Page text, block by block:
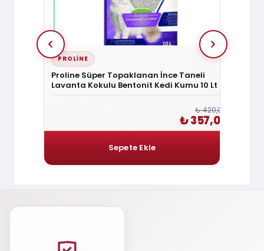
PROLINE
Proline Süper Topaklanan İnce Taneli
Lavanta Kokulu Bentonit Kedi Kumu 10 Lt
₺ 420,00
₺ 357,00